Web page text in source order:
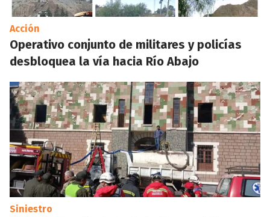
Acción
Operativo conjunto de militares y policías
desbloquea la vía hacia Río Abajo
Siniestro